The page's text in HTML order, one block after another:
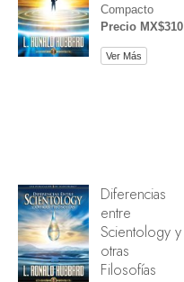
Compacto
Precio MX$310
Ver Más
Diferencias
entre
Scientology y
otras
Filosofías